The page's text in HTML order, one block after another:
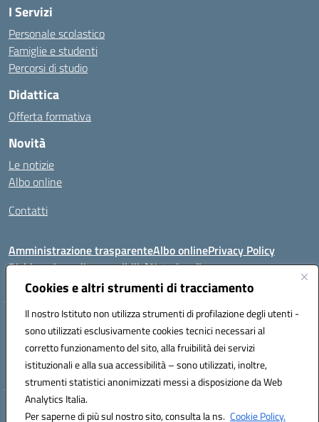
Cookies e altri strumenti di tracciamento
Il nostro Istituto non utilizza strumenti di profilazione degli utenti -
sono utilizzati esclusivamente cookies tecnici necessari al
corretto funzionamento del sito, alla fruibilità dei servizi
istituzionali e alla sua accessibilità – sono utilizzati, inoltre,
strumenti statistici anonimizzati messi a disposizione da Web
Analytics Italia.
Per saperne di più sul nostro sito, consulta la ns. Cookie Policy.
I Servizi
Personale scolastico
Famiglie e studenti
Percorsi di studio
Didattica
Offerta formativa
Novità
Le notizie
Albo online
Contatti
Amministrazione trasparenteAlbo onlinePrivacy Policy
Dichiarazione di accessibilitàNote legali
VIA FEUDO N.46 - 81024 - Maddaloni (CE) - Tel 0823202821 - Mail:
ceic8al005@istruzione.it - PEC: ceic8al005@pec.istruzione.it
Codice meccanografico: CEIC8AL005 - Codice iPA:icmvm_0 - C.F.
80011470616 - Codice univoco fatturazione elettronica (CUF): UF7XAK
Hosting & Powered by 3D Solution S.r.l.